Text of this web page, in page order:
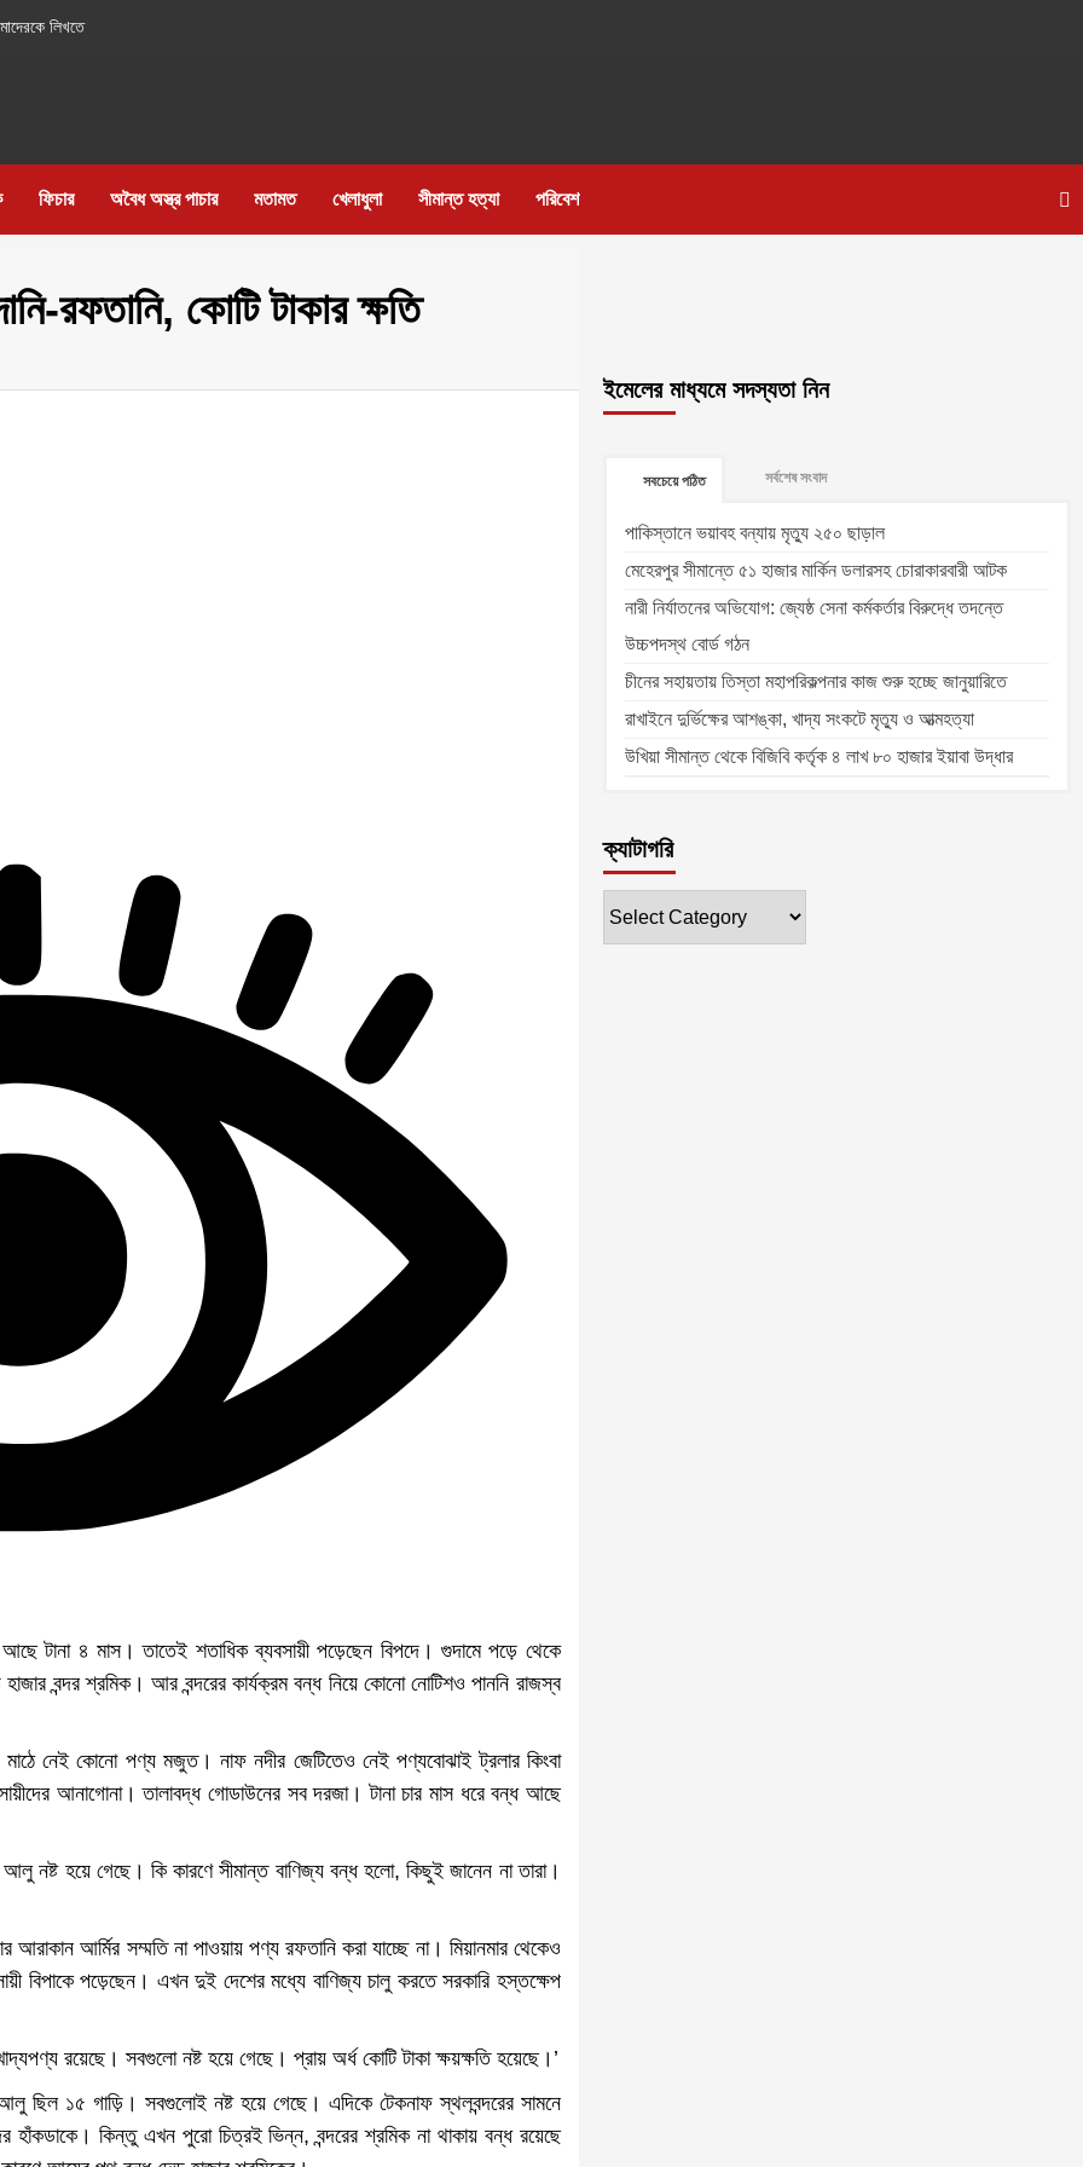
লিখতে
ফিচার অবৈধ অস্ত্র পাচার মতামত খেলাধুলা সীমান্ত হত্যা পরিবেশ
রফতানি, কোটি টাকার ক্ষতি
আছে টানা ৪ মাস। তাতেই শতাধিক ব্যবসায়ী পড়েছেন বিপদে। গুদামে পড়ে থেকে
বন্দর শ্রমিক। আর বন্দরের কার্যক্রম বন্ধ নিয়ে কোনো নোটিশও পাননি রাজস্ব
নেই কোনো পণ্য মজুত। নাফ নদীর জেটিতেও নেই পণ্যবোঝাই ট্রলার কিংবা
আনাগোনা। তালাবদ্ধ গোডাউনের সব দরজা। টানা চার মাস ধরে বন্ধ আছে
আলু নষ্ট হয়ে গেছে। কি কারণে সীমান্ত বাণিজ্য বন্ধ হলো, কিছুই জানেন না তারা।
আরাকান আর্মির সম্মতি না পাওয়ায় পণ্য রফতানি করা যাচ্ছে না। মিয়ানমার থেকেও
বিপাকে পড়েছেন। এখন দুই দেশের মধ্যে বাণিজ্য চালু করতে সরকারি হস্তক্ষেপ
রয়েছে। সবগুলো নষ্ট হয়ে গেছে। প্রায় অর্ধ কোটি টাকা ক্ষয়ক্ষতি হয়েছে।’
ছিল ১৫ গাড়ি। সবগুলোই নষ্ট হয়ে গেছে। এদিকে টেকনাফ স্থলবন্দরের সামনে
হাঁকডাকে। কিন্তু এখন পুরো চিত্রই ভিন্ন, বন্দরের শ্রমিক না থাকায় বন্ধ রয়েছে
ইমেলের মাধ্যমে সদস্যতা নিন
সবচেয়ে পঠিত সর্বশেষ সংবাদ
পাকিস্তানে ভয়াবহ বন্যায় মৃত্যু ২৫০ ছাড়াল
মেহেরপুর সীমান্তে ৫১ হাজার মার্কিন ডলারসহ চোরাকারবারী আটক
নারী নির্যাতনের অভিযোগ: জ্যেষ্ঠ সেনা কর্মকর্তার বিরুদ্ধে তদন্তে
উচ্চপদস্থ বোর্ড গঠন
চীনের সহায়তায় তিস্তা মহাপরিকল্পনার কাজ শুরু হচ্ছে জানুয়ারিতে
রাখাইনে দুর্ভিক্ষের আশঙ্কা, খাদ্য সংকটে মৃত্যু ও আত্মহত্যা
উখিয়া সীমান্ত থেকে বিজিবি কর্তৃক ৪ লাখ ৮০ হাজার ইয়াবা উদ্ধার
ক্যাটাগরি